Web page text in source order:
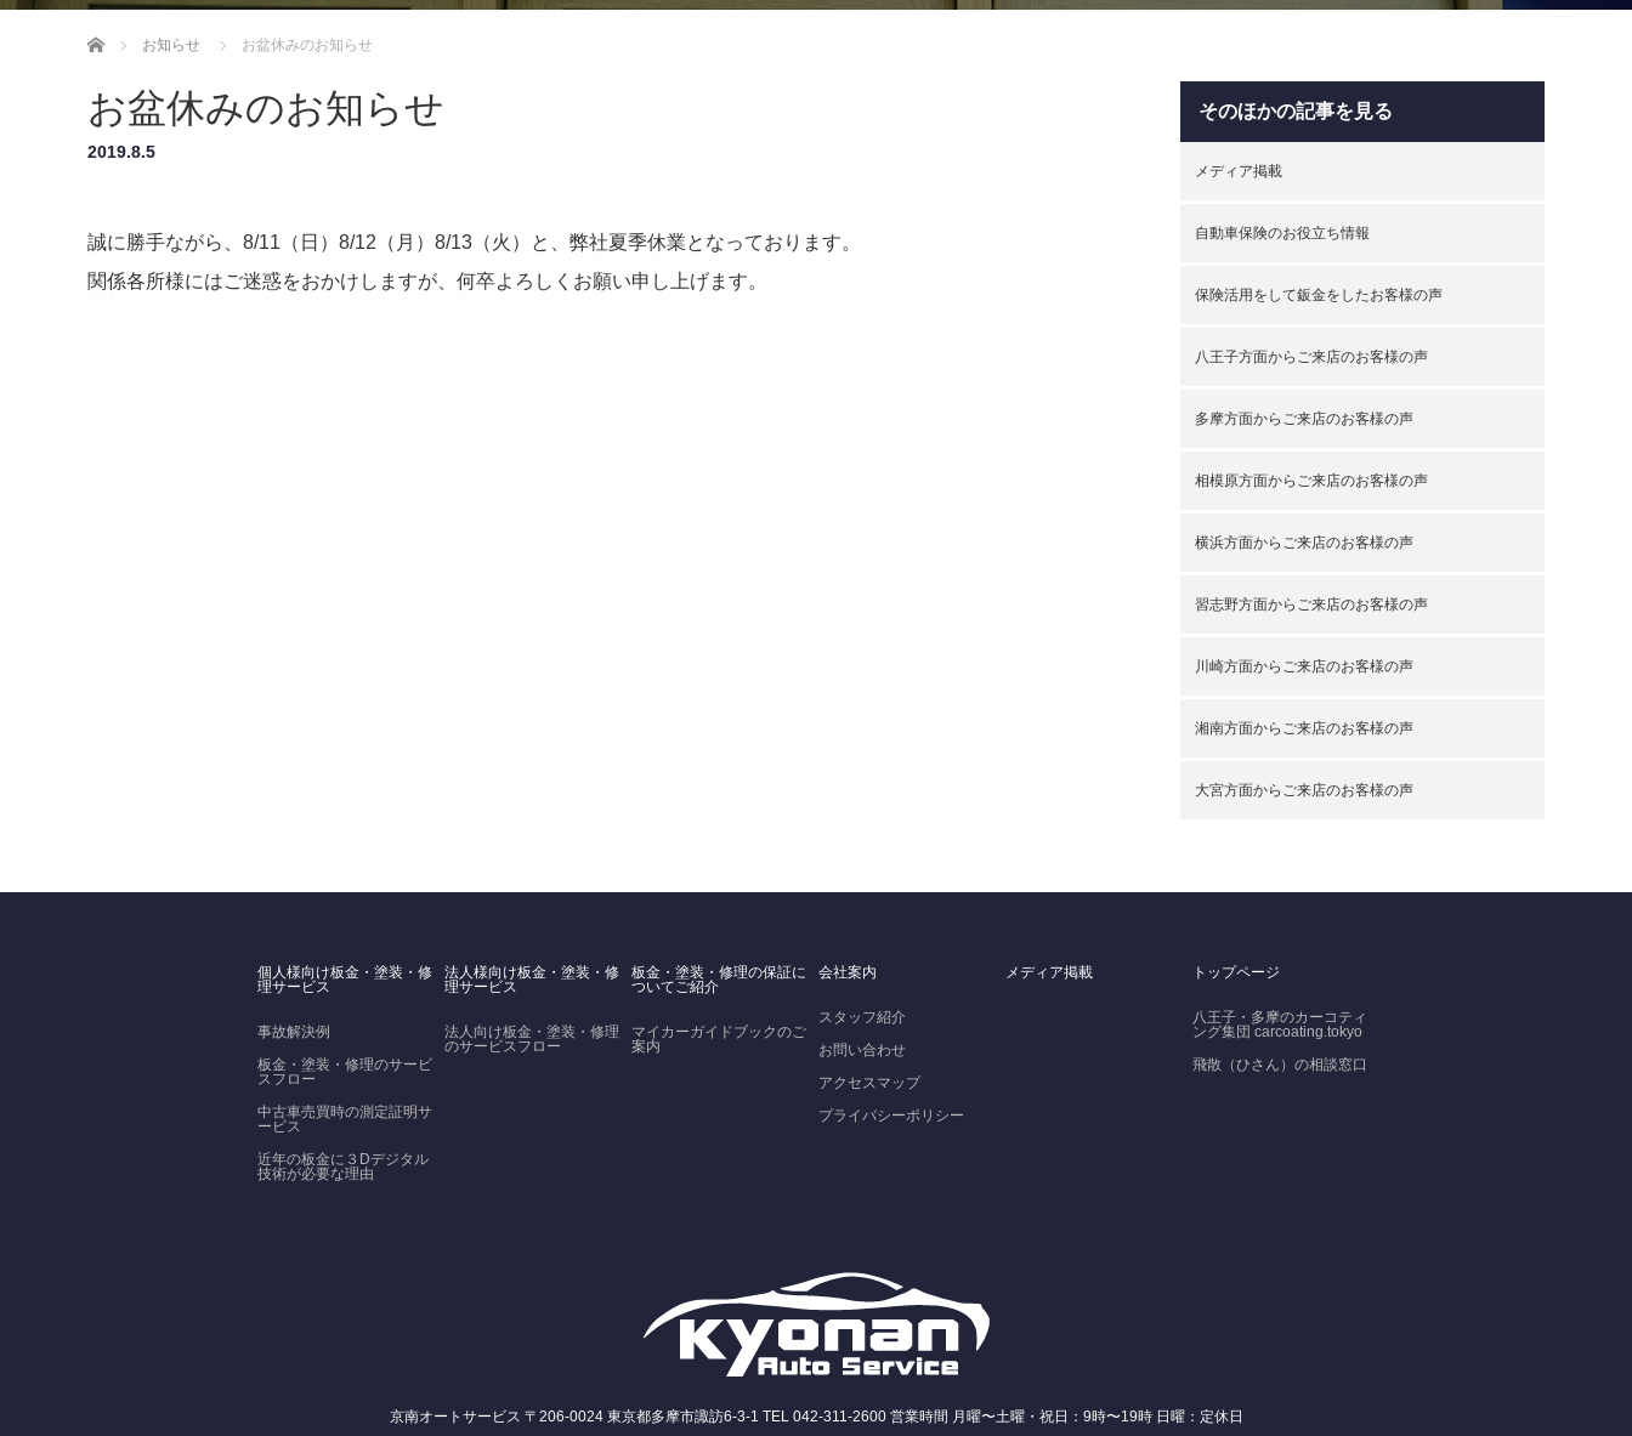
ホーム お知らせ お盆休みのお知らせ
お盆休みのお知らせ
2019.8.5
誠に勝手ながら、8/11（日）8/12（月）8/13（火）と、弊社夏季休業となっております。
関係各所様にはご迷惑をおかけしますが、何卒よろしくお願い申し上げます。
そのほかの記事を見る
メディア掲載
自動車保険のお役立ち情報
保険活用をして鈑金をしたお客様の声
八王子方面からご来店のお客様の声
多摩方面からご来店のお客様の声
相模原方面からご来店のお客様の声
横浜方面からご来店のお客様の声
習志野方面からご来店のお客様の声
川崎方面からご来店のお客様の声
湘南方面からご来店のお客様の声
大宮方面からご来店のお客様の声
個人様向け板金・塗装・修
理サービス
事故解決例
板金・塗装・修理のサービ
スフロー
中古車売買時の測定証明サ
ービス
近年の板金に３Dデジタル
技術が必要な理由
法人様向け板金・塗装・修
理サービス
法人向け板金・塗装・修理
のサービスフロー
板金・塗装・修理の保証に
ついてご紹介
マイカーガイドブックのご
案内
会社案内
スタッフ紹介
お問い合わせ
アクセスマップ
プライバシーポリシー
メディア掲載 トップページ
八王子・多摩のカーコティ
ング集団 carcoating.tokyo
飛散（ひさん）の相談窓口
京南オートサービス 〒206-0024 東京都多摩市諏訪6-3-1 TEL 042-311-2600 営業時間 月曜〜土曜・祝日：9時〜19時 日曜：定休日